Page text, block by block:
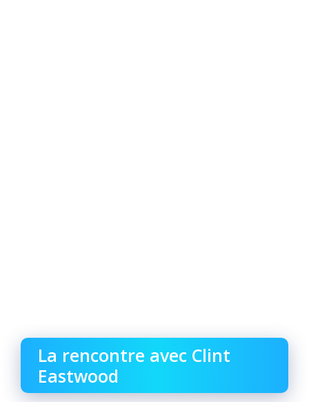
La rencontre avec Clint
Eastwood